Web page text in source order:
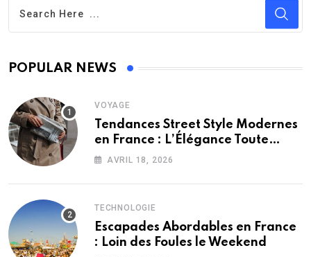
POPULAR NEWS
VOYAGE
Tendances Street Style Modernes
en France : L’Élégance Toute
Saison
AVRIL 18, 2026
TECHNOLOGIE
Escapades Abordables en France
: Loin des Foules le Weekend